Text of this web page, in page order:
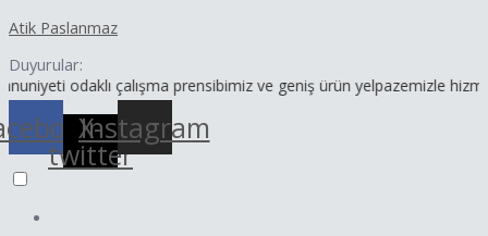
atla
Atik Paslanmaz
Duyurular:
odaklı çalışma prensibimiz ve geniş ürün yelpazemizle
X-
twitter
Instagram
dolaşımı